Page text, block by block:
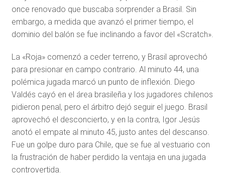
once renovado que buscaba sorprender a Brasil. Sin
embargo, a medida que avanzó el primer tiempo, el
dominio del balón se fue inclinando a favor del «Scratch».
La «Roja» comenzó a ceder terreno, y Brasil aprovechó
para presionar en campo contrario. Al minuto 44, una
polémica jugada marcó un punto de inflexión. Diego
Valdés cayó en el área brasileña y los jugadores chilenos
pidieron penal, pero el árbitro dejó seguir el juego. Brasil
aprovechó el desconcierto, y en la contra, Igor Jesús
anotó el empate al minuto 45, justo antes del descanso.
Fue un golpe duro para Chile, que se fue al vestuario con
la frustración de haber perdido la ventaja en una jugada
controvertida.